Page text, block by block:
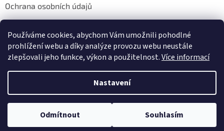
Používáme cookies, abychom Vám umožnili pohodlné
prohlížení webu a díky analýze provozu webu neustále
zlepšovali jeho funkce, výkon a použitelnost.Více informací
Nastavení
Odmítnout Souhlasím
Ochrana osobních údajů
Kontakt
Vytvořil Shoptet
Copyright 2026Safitech.cz . Všechna práva vyhrazena.